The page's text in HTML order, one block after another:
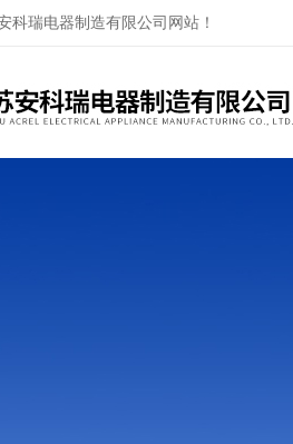
科瑞电器制造有限公司网站！